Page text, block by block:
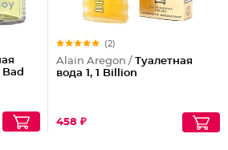
(2)
Alain Aregon / Туалетная
вода 1, 1 Billion
458 ₽